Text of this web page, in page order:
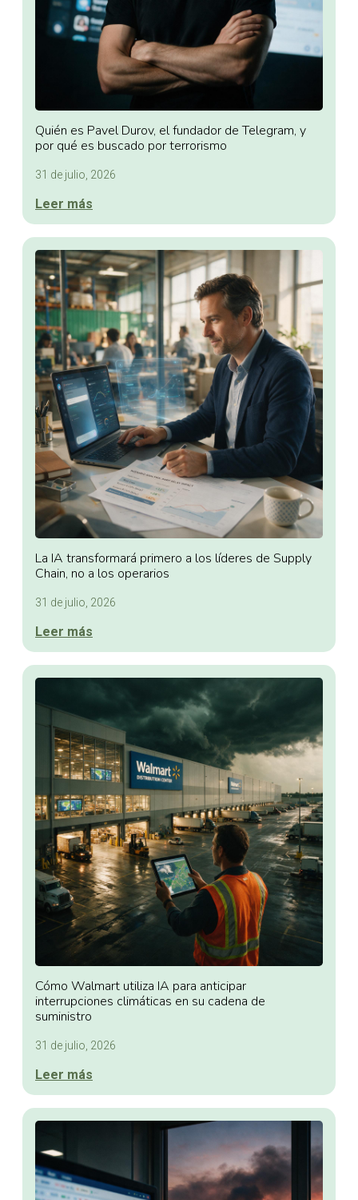
Quién es Pavel Durov, el fundador de Telegram, y
por qué es buscado por terrorismo
31 de julio, 2026
Leer más
La IA transformará primero a los líderes de Supply
Chain, no a los operarios
31 de julio, 2026
Leer más
Cómo Walmart utiliza IA para anticipar
interrupciones climáticas en su cadena de
suministro
31 de julio, 2026
Leer más